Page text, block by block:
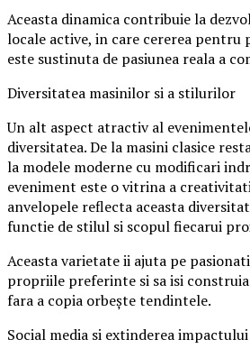
Aceasta dinamica contribuie la
locale active, in care cererea pentru
este sustinuta de pasiunea reala a
Diversitatea masinilor si a stilurilor
Un alt aspect atractiv al
diversitatea. De la masini clasice
la modele moderne cu modificari
eveniment este o vitrina a
anvelopele reflecta aceasta
functie de stilul si scopul fiecarui
Aceasta varietate ii ajuta pe
propriile preferinte si sa isi
fara a copia orbește tendintele.
Social media si extinderea impactului